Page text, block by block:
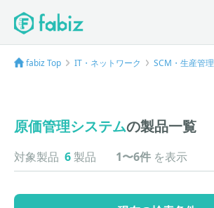
fabiz Top IT・ネットワーク SCM・生産管理
原価管理システムの製品一覧
対象製品 6 製品 1〜6件 を表示